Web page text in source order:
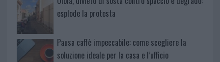
esplode la protesta
Pausa caffè impeccabile: come scegliere la
soluzione ideale per la casa e l’ufficio